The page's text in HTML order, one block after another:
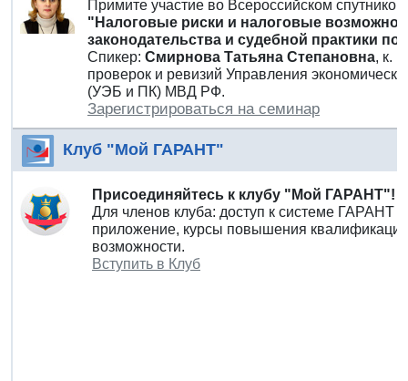
Примите участие во Всероссийском
"Налоговые риски и налоговые
законодательства и судебной практики
Спикер: Смирнова Татьяна Степановна, к.
проверок и ревизий Управления
(УЭБ и ПК) МВД РФ.
Зарегистрироваться на семинар
Клуб "Мой ГАРАНТ"
Присоединяйтесь к клубу "Мой ГАРАНТ"!
Для членов клуба: доступ к системе ГАРАНТ
приложение, курсы повышения
возможности.
Вступить в Клуб